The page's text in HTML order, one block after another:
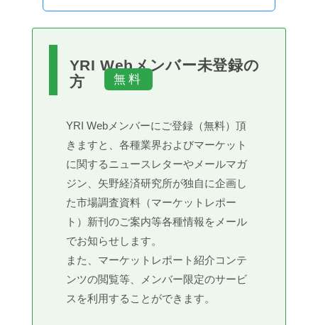
YRI Webメンバー未登録の
方
YRI Webメンバーにご登録（無料）頂
きますと、各種業界およびマーケット
に関するニュースレターやメールマガ
ジン、矢野経済研究所が独自に企画し
た市場調査資料（マーケットレポー
ト）新刊のご案内等各種情報をメール
でお知らせします。
また、マーケットレポート紹介コンテ
ンツの閲覧等、メンバー限定のサービ
スを利用することができます。